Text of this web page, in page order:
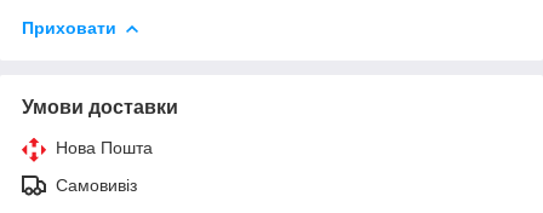
Приховати
Умови доставки
Нова Пошта
Самовивіз